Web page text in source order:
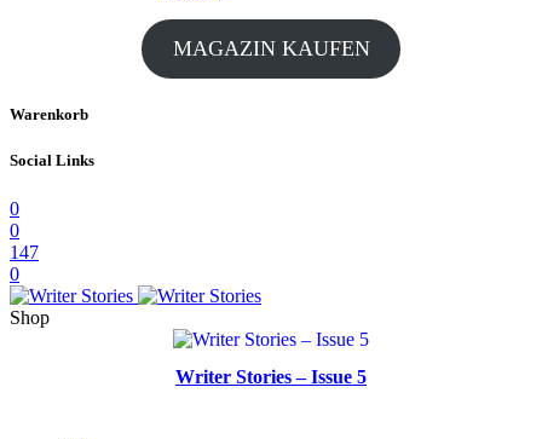
MAGAZIN KAUFEN
Warenkorb
Social Links
0
0
147
0
Shop
Writer Stories – Issue 5